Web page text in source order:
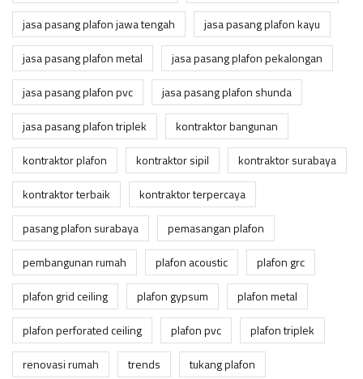
jasa pasang plafon jawa tengah
jasa pasang plafon kayu
jasa pasang plafon metal
jasa pasang plafon pekalongan
jasa pasang plafon pvc
jasa pasang plafon shunda
jasa pasang plafon triplek
kontraktor bangunan
kontraktor plafon
kontraktor sipil
kontraktor surabaya
kontraktor terbaik
kontraktor terpercaya
pasang plafon surabaya
pemasangan plafon
pembangunan rumah
plafon acoustic
plafon grc
plafon grid ceiling
plafon gypsum
plafon metal
plafon perforated ceiling
plafon pvc
plafon triplek
renovasi rumah
trends tukang plafon